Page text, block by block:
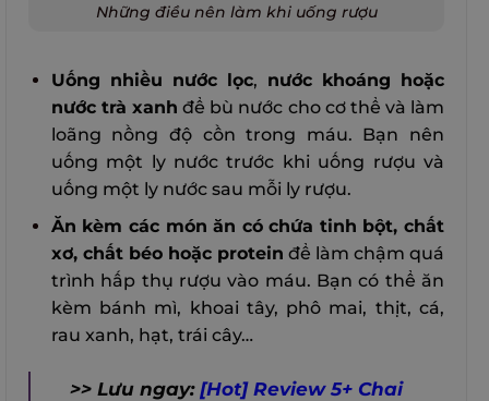
Những điều nên làm khi uống rượu
Uống nhiều nước lọc, nước khoáng hoặc
nước trà xanh để bù nước cho cơ thể và làm
loãng nồng độ cồn trong máu. Bạn nên
uống một ly nước trước khi uống rượu và
uống một ly nước sau mỗi ly rượu.
Ăn kèm các món ăn có chứa tinh bột, chất
xơ, chất béo hoặc protein để làm chậm quá
trình hấp thụ rượu vào máu. Bạn có thể ăn
kèm bánh mì, khoai tây, phô mai, thịt, cá,
rau xanh, hạt, trái cây…
>> Lưu ngay:[Hot] Review 5+ Chai